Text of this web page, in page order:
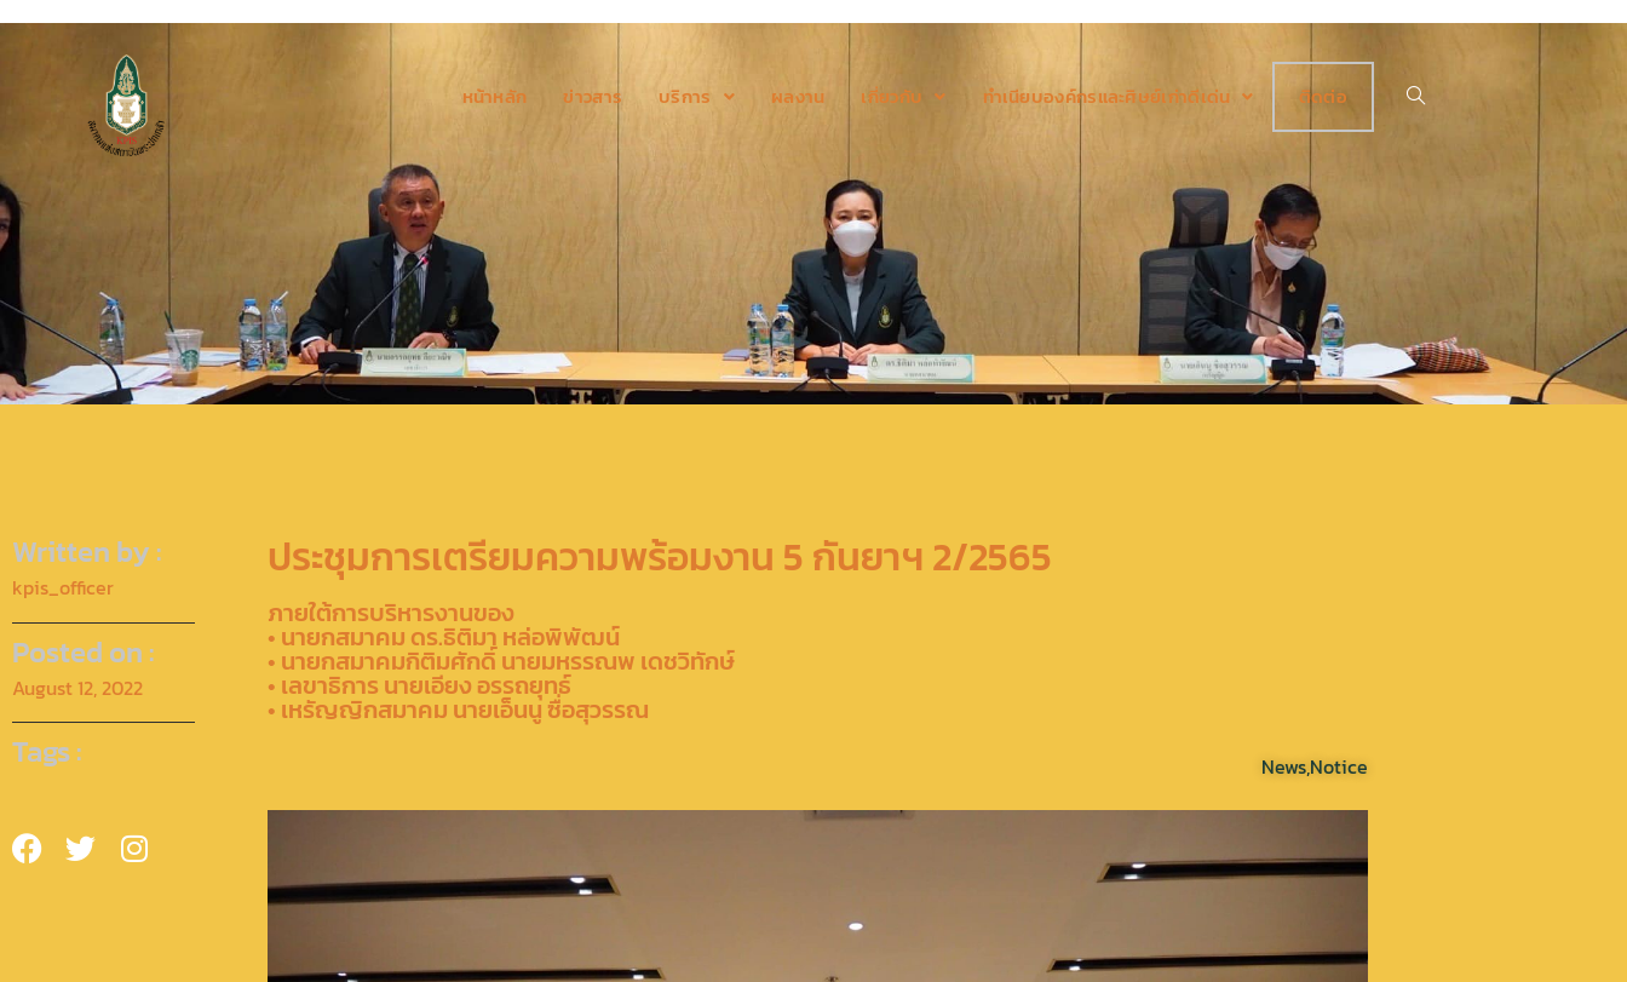
หน้าหลัก ข่าวสาร บริการ ผลงาน เกี่ยวกับ ทำเนียบองค์กรและศิษย์เก่าดีเด่น ติดต่อ
Written by :
kpis_officer
Posted on :
August 12, 2022
Tags :
ประชุมการเตรียมความพร้อมงาน 5 กันยาฯ 2/2565
ภายใต้การบริหารงานของ
• นายกสมาคม ดร.ธิติมา หล่อพิพัฒน์
• นายกสมาคมกิติมศักดิ์ นายมหรรณพ เดชวิทักษ์
• เลขาธิการ นายเอียง อรรถยุทธ์
• เหรัญญิกสมาคม นายเอ็นนู ซื่อสุวรรณ
News,Notice